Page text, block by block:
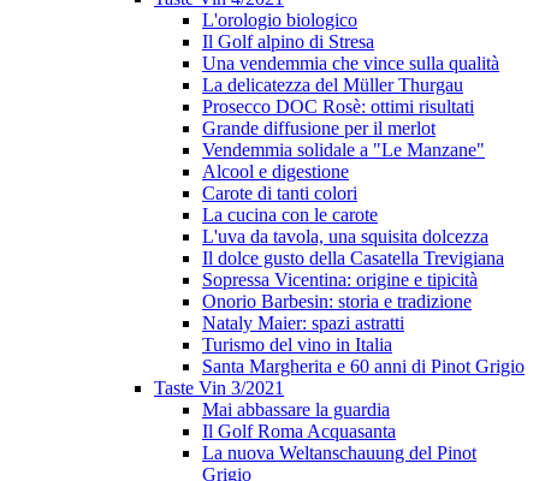
L'orologio biologico
Il Golf alpino di Stresa
Una vendemmia che vince sulla qualità
La delicatezza del Müller Thurgau
Prosecco DOC Rosè: ottimi risultati
Grande diffusione per il merlot
Vendemmia solidale a "Le Manzane"
Alcool e digestione
Carote di tanti colori
La cucina con le carote
L'uva da tavola, una squisita dolcezza
Il dolce gusto della Casatella Trevigiana
Sopressa Vicentina: origine e tipicità
Onorio Barbesin: storia e tradizione
Nataly Maier: spazi astratti
Turismo del vino in Italia
Santa Margherita e 60 anni di Pinot Grigio
Taste Vin 3/2021
Mai abbassare la guardia
Il Golf Roma Acquasanta
La nuova Weltanschauung del Pinot
Grigio